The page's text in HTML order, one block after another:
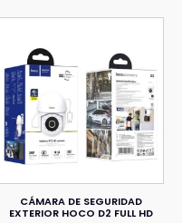
CÁMARA DE SEGURIDAD
EXTERIOR HOCO D2 FULL HD